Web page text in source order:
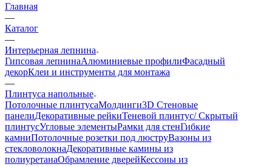
Главная
—
Каталог
—
Интерьерная лепнина
Гипсовая лепнинаАлюминиевые профилиФасадный
декорКлеи и инструменты для монтажа
—
Плинтуса напольные
Потолочные плинтусаМолдинги3D Стеновые
панелиДекоративные рейкиТеневой плинтус/ Скрытый
плинтусУгловые элементыРамки для стенГибкие
камниПотолочные розетки под люструВазоны из
стекловолокнаДекоративные камины из
полиуретанаОбрамление дверейКессоны из